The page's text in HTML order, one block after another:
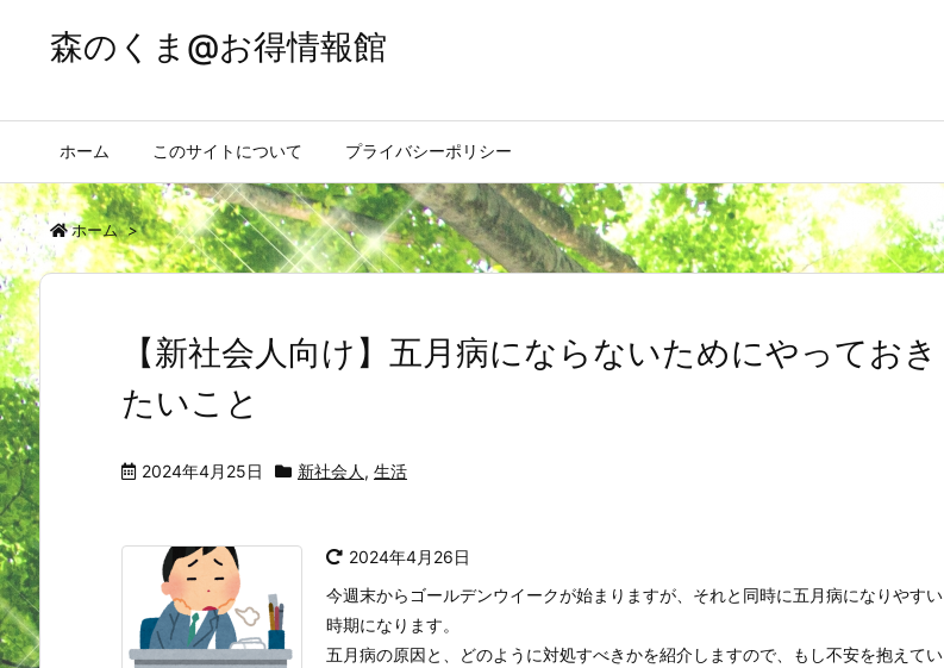
森のくま@お得情報館
ホーム このサイトについて プライバシーポリシー
ホーム >
【新社会人向け】五月病にならないためにやっておき
たいこと
2024年4月25日 新社会人 , 生活
2024年4月26日
今週末からゴールデンウイークが始まりますが、それと同時に五月病になりやすい
時期になります。
五月病の原因と、どのように対処すべきかを紹介しますので、もし不安を抱えてい